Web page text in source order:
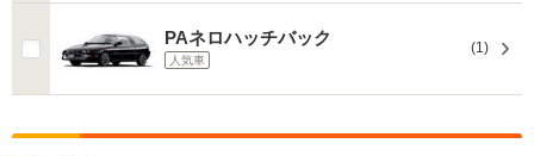
PAネロハッチバック
人気車
(1)